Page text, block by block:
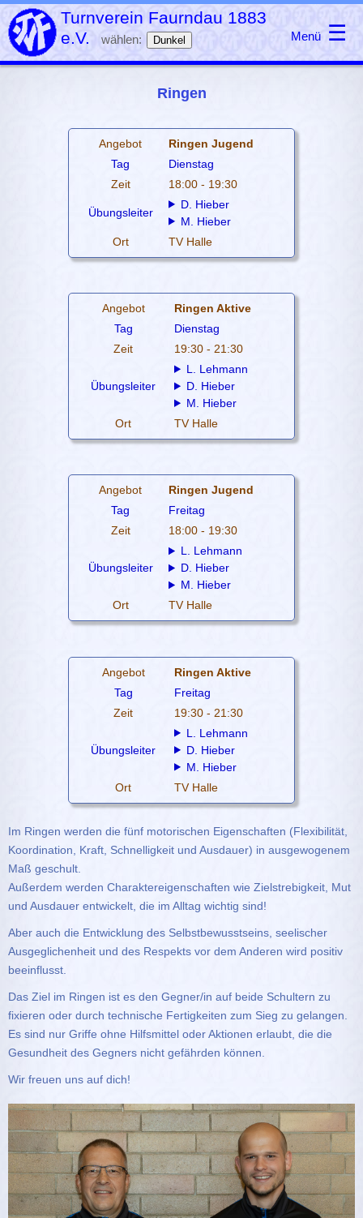
Menü ☰
Turnverein Faurndau 1883
e.V.
wählen: Dunkel
Ringen
Angebot
Ringen Jugend
Tag
Dienstag
Zeit
18:00 - 19:30
Übungsleiter
D. Hieber
M. Hieber
Ort
TV Halle
Angebot
Ringen Aktive
Tag
Dienstag
Zeit
19:30 - 21:30
Übungsleiter
L. Lehmann
D. Hieber
M. Hieber
Ort
TV Halle
Angebot
Ringen Jugend
Tag
Freitag
Zeit
18:00 - 19:30
Übungsleiter
L. Lehmann
D. Hieber
M. Hieber
Ort
TV Halle
Angebot
Ringen Aktive
Tag
Freitag
Zeit
19:30 - 21:30
Übungsleiter
L. Lehmann
D. Hieber
M. Hieber
Ort
TV Halle
Im Ringen werden die fünf motorischen Eigenschaften (Flexibilität,
Koordination, Kraft, Schnelligkeit und Ausdauer) in ausgewogenem
Maß geschult.
Außerdem werden Charaktereigenschaften wie Zielstrebigkeit, Mut
und Ausdauer entwickelt, die im Alltag wichtig sind!
Aber auch die Entwicklung des Selbstbewusstseins, seelischer
Ausgeglichenheit und des Respekts vor dem Anderen wird positiv
beeinflusst.
Das Ziel im Ringen ist es den Gegner/in auf beide Schultern zu
fixieren oder durch technische Fertigkeiten zum Sieg zu gelangen.
Es sind nur Griffe ohne Hilfsmittel oder Aktionen erlaubt, die die
Gesundheit des Gegners nicht gefährden können.
Wir freuen uns auf dich!